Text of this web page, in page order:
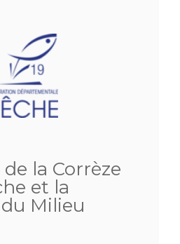
la Corrèze
et la
Milieu